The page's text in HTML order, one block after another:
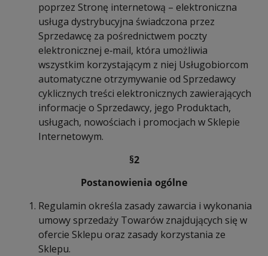
poprzez Stronę internetową – elektroniczna
usługa dystrybucyjna świadczona przez
Sprzedawcę za pośrednictwem poczty
elektronicznej e‑mail, która umożliwia
wszystkim korzystającym z niej Usługobiorcom
automatyczne otrzymywanie od Sprzedawcy
cyklicznych treści elektronicznych zawierających
informacje o Sprzedawcy, jego Produktach,
usługach, nowościach i promocjach w Sklepie
Internetowym.
§2
Postanowienia ogólne
Regulamin określa zasady zawarcia i wykonania
umowy sprzedaży Towarów znajdujących się w
ofercie Sklepu oraz zasady korzystania ze
Sklepu.